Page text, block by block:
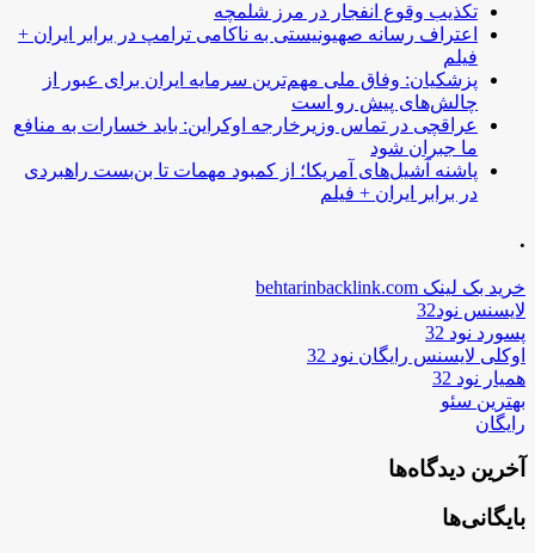
تکذیب وقوع انفجار در مرز شلمچه
اعتراف رسانه صهیونیستی به ناکامی ترامپ در برابر ایران +
فیلم
پزشکیان: وفاق ملی مهم‌ترین سرمایه ایران برای عبور از
چالش‌های پیش رو است
عراقچی در تماس وزیرخارجه اوکراین: باید خسارات به منافع
ما جبران شود
پاشنه آشیل‌های آمریکا؛ از کمبود مهمات تا بن‌بست راهبردی
در برابر ایران + فیلم
.
خرید بک لینک behtarinbacklink.com
لایسنس نود32
پسورد نود 32
اوکلی لایسنس رایگان نود 32
همیار نود 32
بهترین سئو
رایگان
آخرین دیدگاه‌ها
بایگانی‌ها